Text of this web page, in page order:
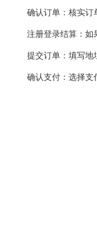
奇鹭为您设计了安全出行的解决方案，让您在出行、旅行途中，时刻得到保护
确认订单：核实订
注册登录结算：如
提交订单：填写地
确认支付：选择支